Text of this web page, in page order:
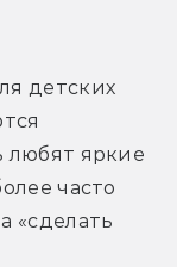
детских
любят яркие
часто
«сделать